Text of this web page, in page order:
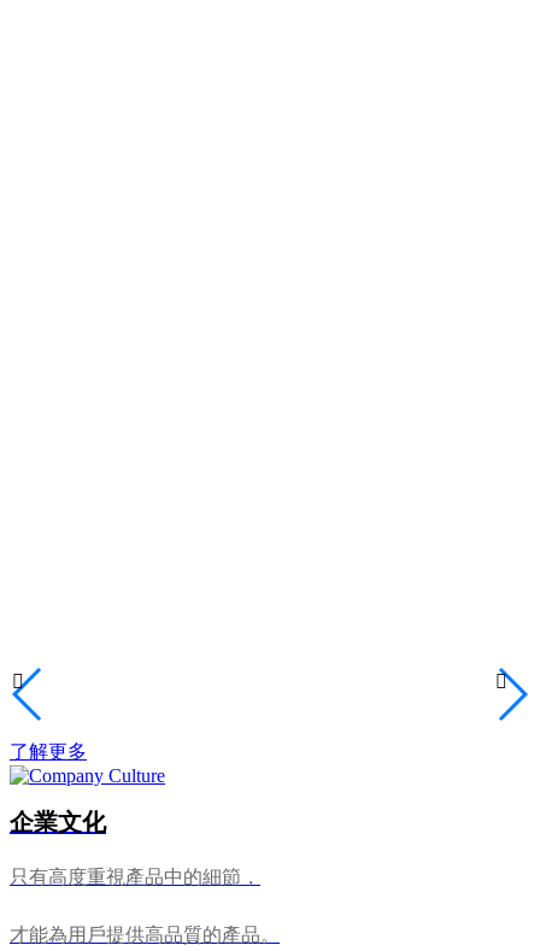
 
個國家和地區，成為用戶的優選品牌......
了解更多
企業文化
只有高度重視產品中的細節，
才能為用戶提供高品質的產品。